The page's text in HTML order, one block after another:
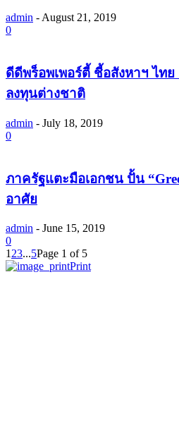
admin - August 21, 2019
0
ดีดีพร็อพเพอร์ตี้ ชี้อสังหาฯ ไท
ลงทุนต่างชาติ
admin - July 18, 2019
0
ภาครัฐแตะมือเอกชน ปั้น
อาศัย
admin - June 15, 2019
0
1 23...5Page 1 of 5
Print